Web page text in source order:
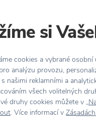
si
cookies a vybrané
analýzu provozu,
našimi reklamními a
všech volitelných
druhy cookies můžete v „
. Více informací v